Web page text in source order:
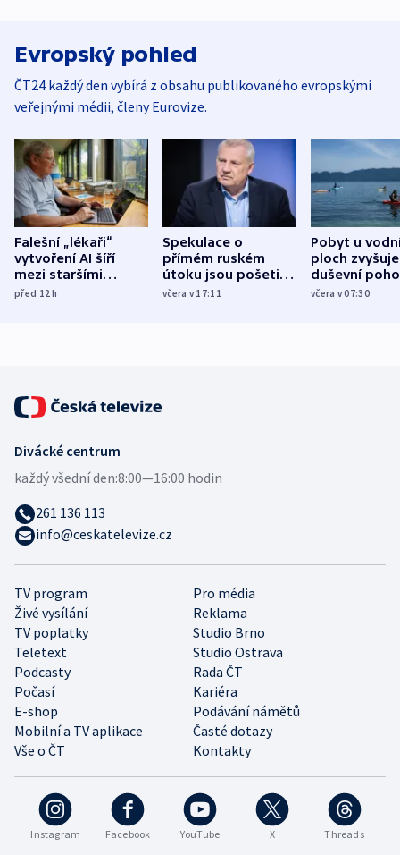
Evropský pohled
ČT24 každý den vybírá z obsahu publikovaného evropskými
veřejnými médii, členy Eurovize.
Falešní „lékaři“
vytvoření AI šíří
mezi staršími
Poláky nebezpečné
před 12h
Spekulace o
přímém ruském
útoku jsou pošetilé,
míní estonský
včera v 17:11
Pobyt u
ploch zvyšuje
duševní
ukázala
včera v 07:30
Instagram Facebook YouTube X Threads
TV program
Pro média
Živé vysílání
Reklama
TV poplatky
Studio Brno
Teletext
Studio Ostrava
Podcasty
Rada ČT
Počasí
Kariéra
E-shop
Podávání námětů
Mobilní a TV aplikace
Časté dotazy
Vše o ČT
Kontakty
Divácké centrum
každý všední den:8:00—16:00 hodin
261 136 113
info@ceskatelevize.cz